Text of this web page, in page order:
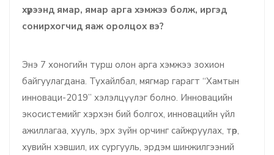
хүрээнд ямар, ямар арга хэмжээ болж, иргэд
сонирхогчид яаж оролцох вэ?
Энэ 7 хоногийн турш олон арга хэмжээ зохион
байгуулагдана. Тухайлбал, мягмар гарагт “Хамтын
инноваци-2019” хэлэлцүүлэг болно. Инновацийн
экосистемийг хэрхэн бий болгох, инновацийн үйл
ажиллагаа, хууль, эрх зүйн орчинг сайжруулах, төр,
хувийн хэвшил, их сургууль, эрдэм шинжилгээний